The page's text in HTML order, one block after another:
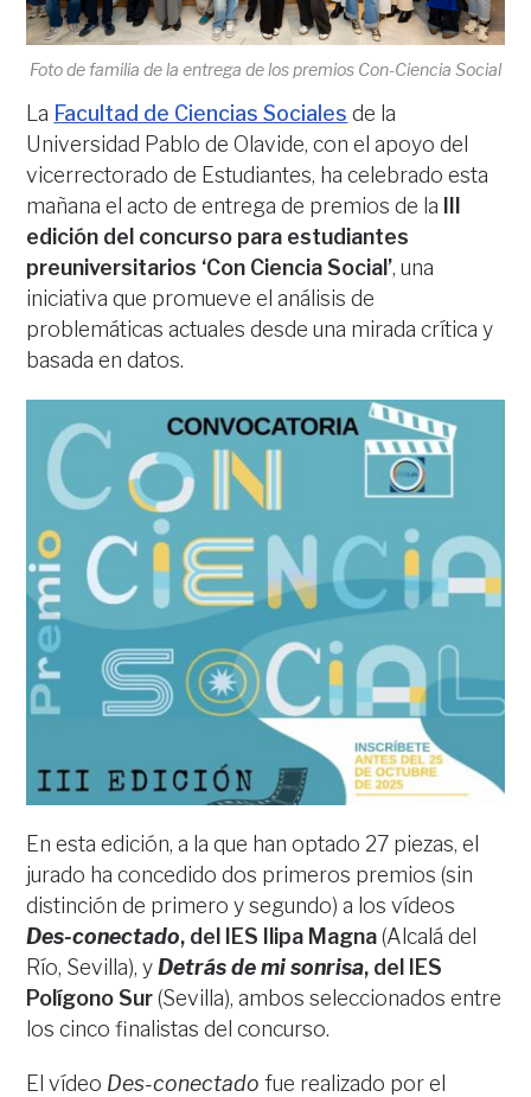
Foto de familia de la entrega de los premios Con-Ciencia Social
La Facultad de Ciencias Sociales de la
Universidad Pablo de Olavide, con el apoyo del
vicerrectorado de Estudiantes, ha celebrado esta
mañana el acto de entrega de premios de la
edición del concurso para estudiantes
preuniversitarios ‘Con Ciencia Social’, una
iniciativa que promueve el análisis de
problemáticas actuales desde una mirada crítica y
basada en datos.
En esta edición, a la que han optado 27 piezas, el
jurado ha concedido dos primeros premios (sin
distinción de primero y segundo) a los vídeos
Des-conectado, del IES Ilipa Magna(Alcalá del
Río, Sevilla), yDetrás de mi sonrisa, del IES
Polígono Sur(Sevilla), ambos seleccionados entre
los cinco finalistas del concurso.
El vídeo Des-conectado fue realizado por el